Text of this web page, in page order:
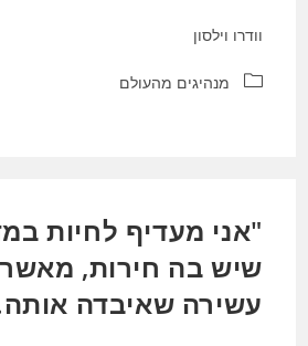
וודרו וילסון
קטגוריה:מנהיגים מהעולם
"אני מעדיף לחיות
שיש בה חירות,
עשירה שאיבדה